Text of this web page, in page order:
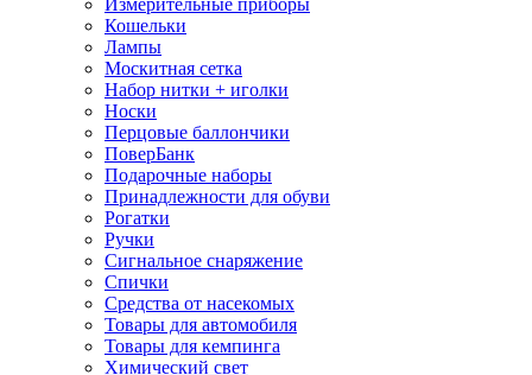
Измерительные приборы
Кошельки
Лампы
Москитная сетка
Набор нитки + иголки
Носки
Перцовые баллончики
ПоверБанк
Подарочные наборы
Принадлежности для обуви
Рогатки
Ручки
Сигнальное снаряжение
Спички
Средства от насекомых
Товары для автомобиля
Товары для кемпинга
Химический свет